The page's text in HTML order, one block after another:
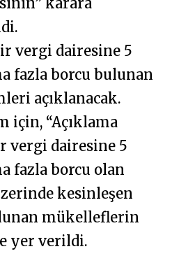
vergi dairesine 5
fazla borcu bulunan
açıklanacak.
için, “Açıklama
vergi dairesine 5
fazla borcu olan
kesinleşen
mükelleflerin
yer verildi.